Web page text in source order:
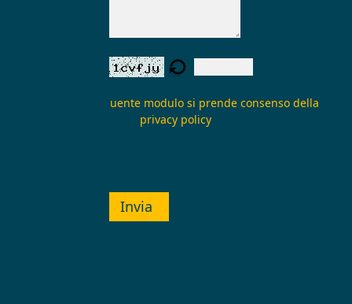
Inviando il seguente modulo si prende consenso della
privacy policy
Invia